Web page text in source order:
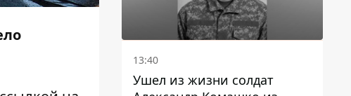
13:40
Ушел из жизни солдат